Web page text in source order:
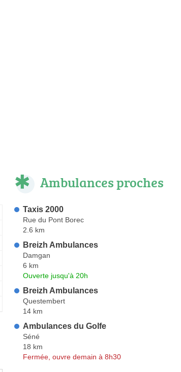
Ambulances proches
Taxis 2000
Rue du Pont Borec
2.6 km
Breizh Ambulances
Damgan
6 km
Ouverte jusqu'à 20h
Breizh Ambulances
Questembert
14 km
Ambulances du Golfe
Séné
18 km
Fermée, ouvre demain à 8h30